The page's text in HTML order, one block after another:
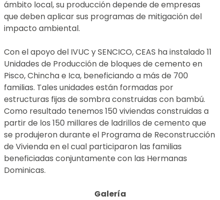
ámbito local, su producción depende de empresas
que deben aplicar sus programas de mitigación del
impacto ambiental.
Con el apoyo del IVUC y SENCICO, CEAS ha instalado 11
Unidades de Producción de bloques de cemento en
Pisco, Chincha e Ica, beneficiando a más de 700
familias. Tales unidades están formadas por
estructuras fijas de sombra construidas con bambú.
Como resultado tenemos 150 viviendas construidas a
partir de los 150 millares de ladrillos de cemento que
se produjeron durante el Programa de Reconstrucción
de Vivienda en el cual participaron las familias
beneficiadas conjuntamente con las Hermanas
Dominicas.
Galería